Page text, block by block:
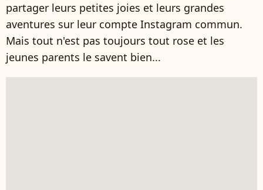
partager leurs petites joies et leurs grandes
aventures sur leur compte Instagram commun.
Mais tout n'est pas toujours tout rose et les
jeunes parents le savent bien...